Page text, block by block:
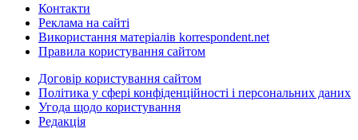
Контакти
Реклама на сайті
Використання матеріалів korrespondent.net
Правила користування сайтом
Договір користування сайтом
Політика у сфері конфіденційності і персональних даних
Угода щодо користування
Редакція